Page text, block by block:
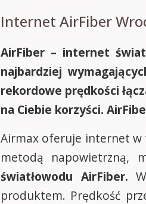
Internet AirFiber
AirFiber – internet
najbardziej
rekordowe prędkości
na Ciebie korzyści.
Airmax oferuje internet w
metodą napowietrzną,
światłowodu AirFiber.
produktem. Prędkość